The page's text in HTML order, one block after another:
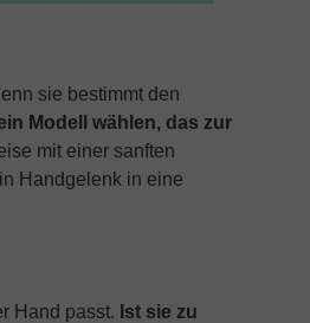
sie bestimmt den
Modell wählen, das zur
mit einer sanften
Handgelenk in eine
Hand passt. Ist sie zu